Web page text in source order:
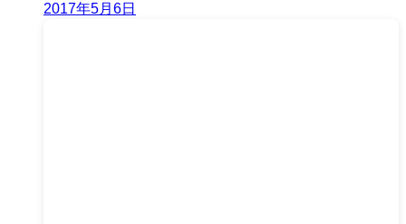
2017年5月6日